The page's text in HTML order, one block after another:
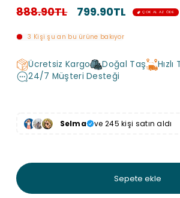
Normal
888.90TL İndirimli
799.90TL
3 Kişi şu an bu ürüne bakıyor
Ücretsiz Kargo Doğal Taş
24/7 Müşteri Desteği
Selma ve 245 kişi satın aldı
Sepete ekle